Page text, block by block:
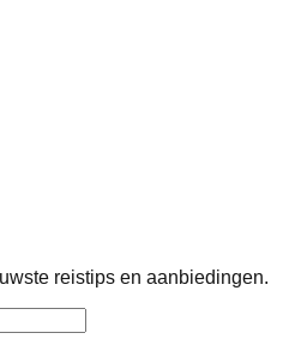
reistips en aanbiedingen.